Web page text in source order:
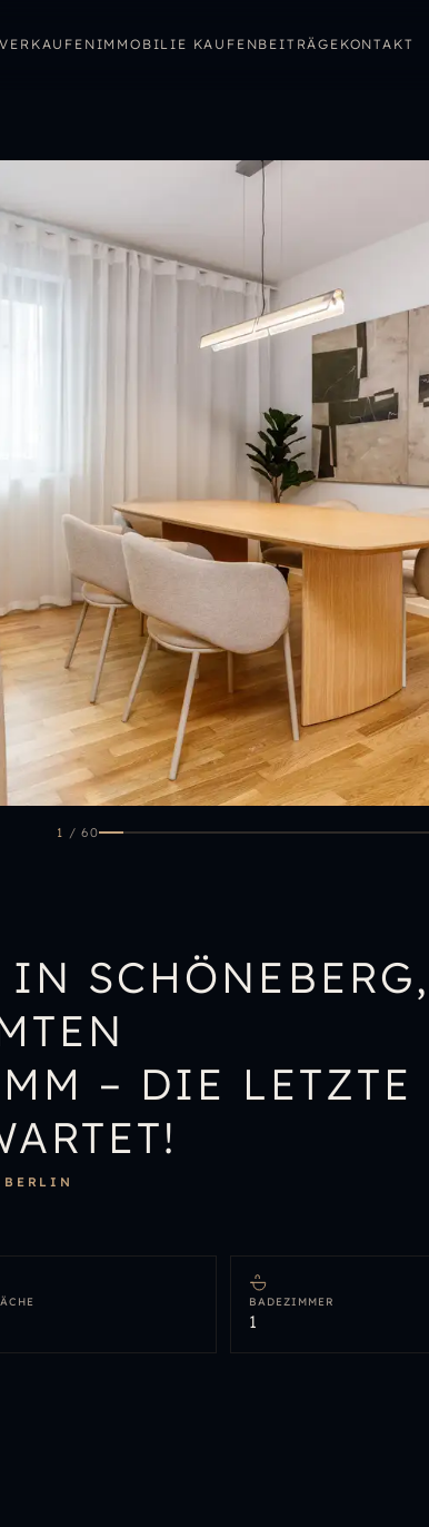
IMMOBILIE KAUFENBEITRÄGE KONTAKT
1 /60
SCHÖNEBERG,
– DIE LETZTE
BERLIN
BADEZIMMER
1